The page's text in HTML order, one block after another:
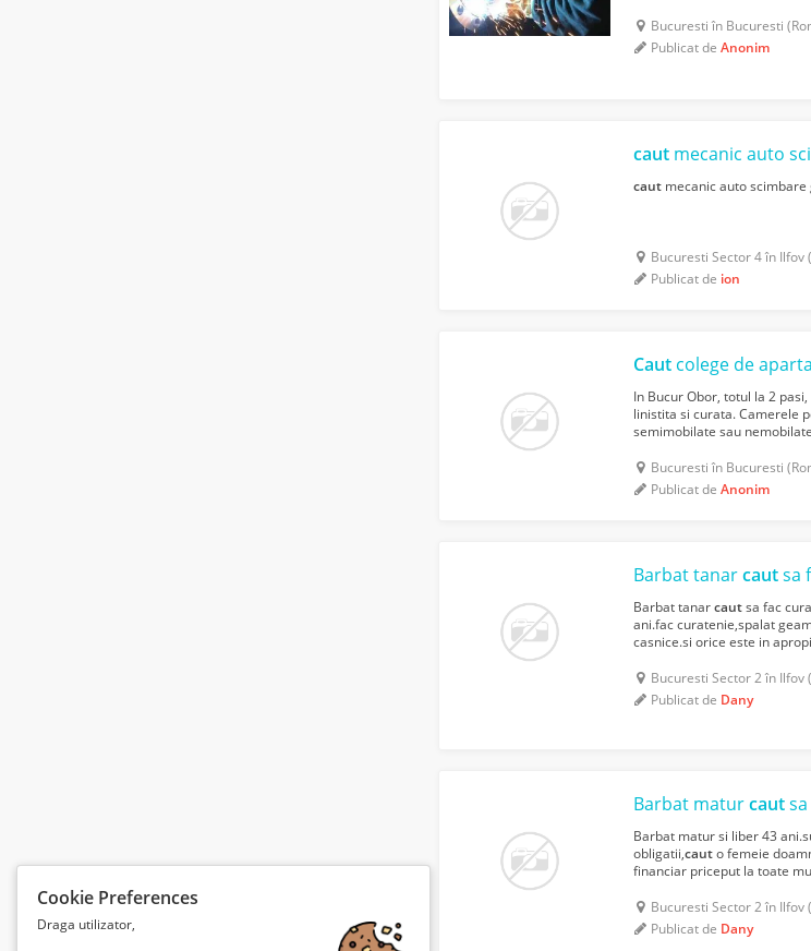
Bucuresti în Bucuresti
Publicat deAnonim
caut mecanic auto
caut mecanic auto
Bucuresti Sector 4 în Ilfov
Publicat de ion
Caut colege de
In Bucur Obor, totul la 2
linistita si curata. Camerele
semimobilate sau
Bucuresti în Bucuresti
Publicat deAnonim
Barbat tanarcautsa
Barbat tanarcautsa fac
ani.fac curatenie,spalat
casnice.si orice este in
Bucuresti Sector 2 în Ilfov
Publicat de Dany
Barbat maturcautsa
Barbat matur si liber 43
obligatii,cauto femeie
financiar priceput la toate
Bucuresti Sector 2 în Ilfov
Publicat de Dany
Cookie Preferences
Draga utilizator,